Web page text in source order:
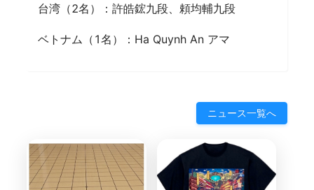
台湾（2名）：許皓鋐九段、頼均輔九段
ベトナム（1名）：Ha Quynh An アマ
ニュース一覧へ